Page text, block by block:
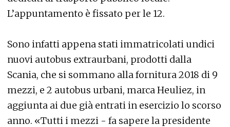
L’appuntamento è fissato per le 12.
Sono infatti appena stati immatricolati undici
nuovi autobus extraurbani, prodotti dalla
Scania, che si sommano alla fornitura 2018 di 9
mezzi, e 2 autobus urbani, marca Heuliez, in
aggiunta ai due già entrati in esercizio lo scorso
anno. «Tutti i mezzi - fa sapere la presidente